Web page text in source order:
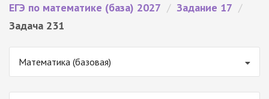
ЕГЭ по математике (база) 2027 / Задание 17 /
Задача 231
Математика (базовая)